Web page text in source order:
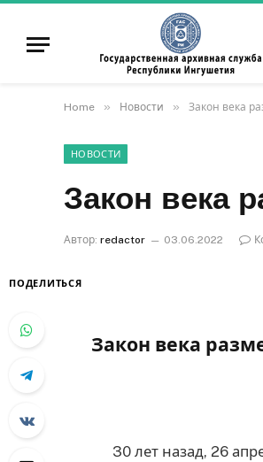
Home » Новости » Закон века
НОВОСТИ
Закон века
Автор: redactor 03.06.2022
ПОДЕЛИТЬСЯ
Закон века
30 лет назад, 26